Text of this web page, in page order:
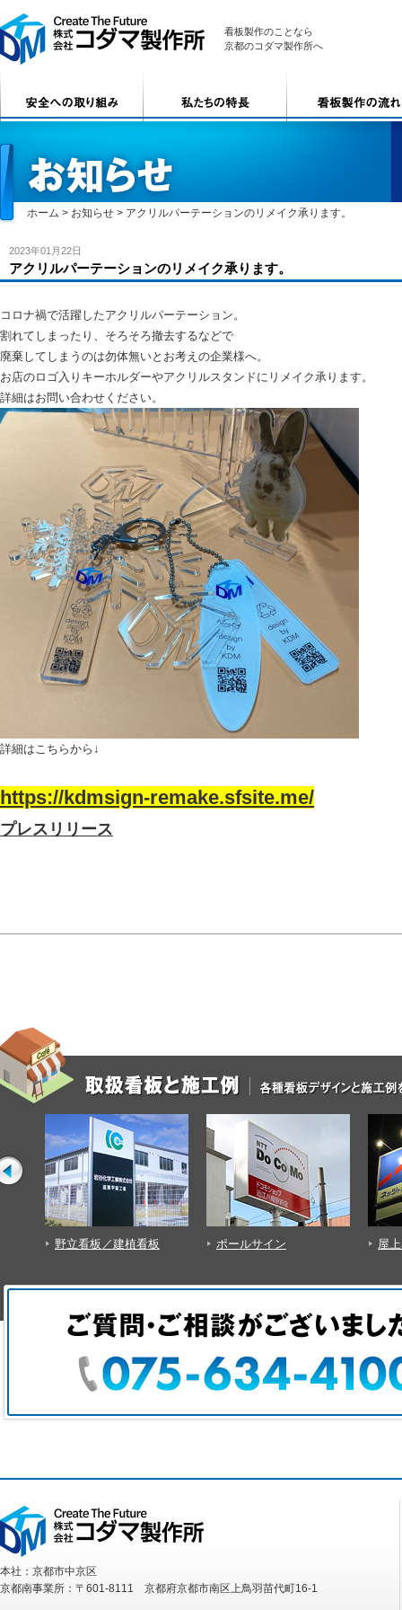
看板製作のことなら
京都のコダマ製作所へ
ホーム > お知らせ > アクリルパーテーションのリメイク承ります。
2023年01月22日
アクリルパーテーションのリメイク承ります。
コロナ禍で活躍したアクリルパーテーション。
割れてしまったり、そろそろ撤去するなどで
廃棄してしまうのは勿体無いとお考えの企業様へ。
お店のロゴ入りキーホルダーやアクリルスタンドにリメイク承ります。
詳細はお問い合わせください。
詳細はこちらから↓
https://kdmsign-remake.sfsite.me/
プレスリリース
野立看板／建植看板 ポールサイン 屋
本社：京都市中京区
京都南事業所：〒601-8111 京都府京都市南区上鳥羽苗代町16-1